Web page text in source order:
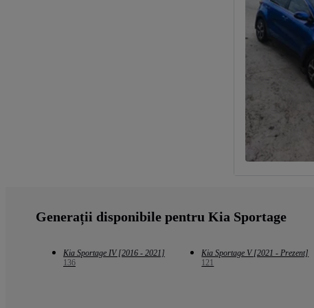
Generații disponibile pentru Kia Sportage
Kia Sportage IV [2016 - 2021]
136
Kia Sportage V [2021 - Prezent]
121